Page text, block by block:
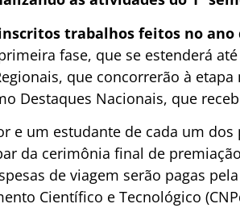
trabalhos feitos no ano
fase, que se estenderá
que concorrerão à
Destaques Nacionais, que
e um estudante de cada um
da cerimônia final de
de viagem serão pagas
Científico e Tecnológico